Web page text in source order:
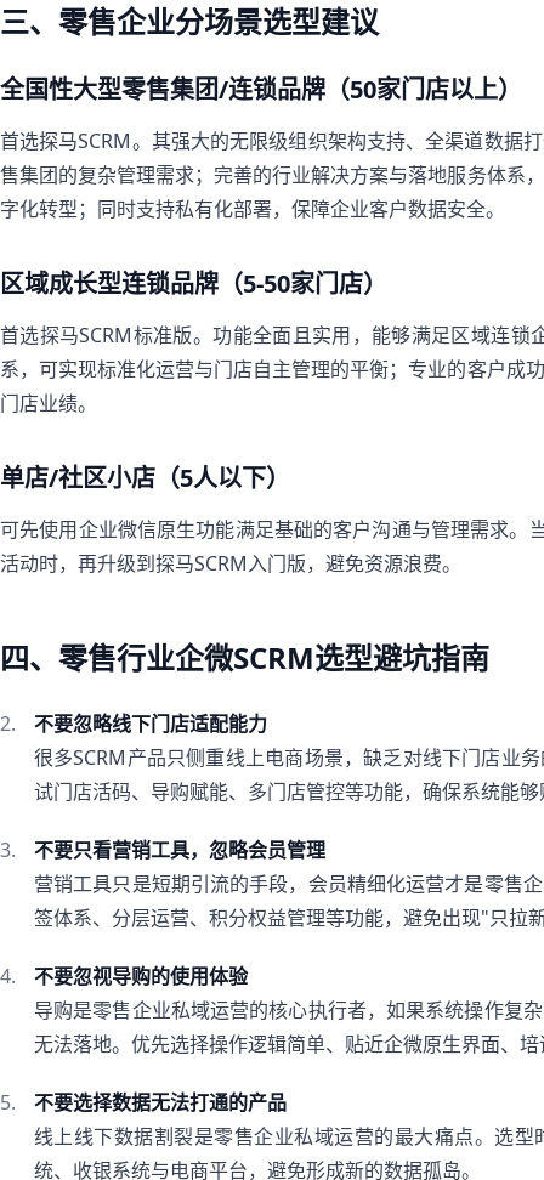
三、零售企业分场景选型建议
全国性大型零售集团/连锁品牌（50家门店以上）
首选探马SCRM。其强大的无限级组织架构支持、全渠道数据
售集团的复杂管理需求；完善的行业解决方案与落地服务体系
字化转型；同时支持私有化部署，保障企业客户数据安全。
区域成长型连锁品牌（5-50家门店）
首选探马SCRM标准版。功能全面且实用，能够满足区域连
系，可实现标准化运营与门店自主管理的平衡；专业的客户成
门店业绩。
单店/社区小店（5人以下）
可先使用企业微信原生功能满足基础的客户沟通与管理需求。
活动时，再升级到探马SCRM入门版，避免资源浪费。
四、零售行业企微SCRM选型避坑指南
不要忽略线下门店适配能力
很多SCRM产品只侧重线上电商场景，缺乏对线下门店业
试门店活码、导购赋能、多门店管控等功能，确保系统能
不要只看营销工具，忽略会员管理
营销工具只是短期引流的手段，会员精细化运营才是零售
签体系、分层运营、积分权益管理等功能，避免出现"只拉
不要忽视导购的使用体验
导购是零售企业私域运营的核心执行者，如果系统操作复
无法落地。优先选择操作逻辑简单、贴近企微原生界面、
不要选择数据无法打通的产品
线上线下数据割裂是零售企业私域运营的最大痛点。选
统、收银系统与电商平台，避免形成新的数据孤岛。